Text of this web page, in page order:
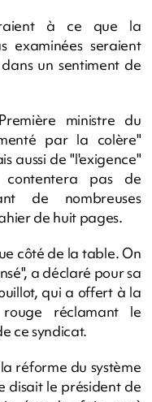
à ce que la
examinées seraient
un sentiment de
ministre du
par la colère"
aussi de "l'exigence"
pas de
de nombreuses
de huit pages.
côté de la table. On
a déclaré pour sa
qui a offert à la
réclamant le
ce syndicat.
réforme du système
disait le président de